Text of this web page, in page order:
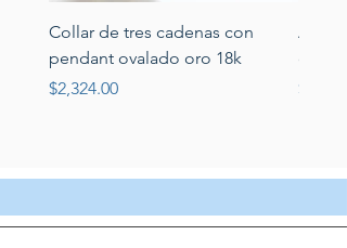
Collar de tres cadenas con
pendant ovalado oro 18k
Price
$2,324.00
Price
$389.00